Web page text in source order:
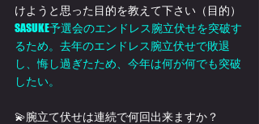
けようと思った目的を教えて下さい（目的）
SASUKE予選会のエンドレス腕立伏せを突破す
るため。去年のエンドレス腕立伏せで敗退
し、悔し過ぎたため、今年は何が何でも突破
したい。
💫腕立て伏せは連続で何回出来ますか？